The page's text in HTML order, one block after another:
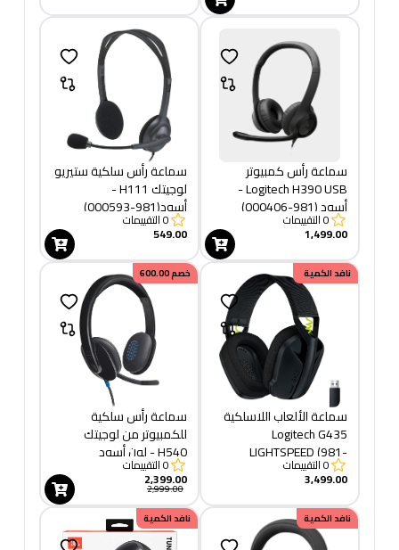
سماعة رأس كمبيوتر
Logitech H390 USB -
أسود (981-000406)
0التقييمات
1,499.00
سماعة رأس سلكية ستيريو
لوجيتك H111 -
أسود(981-000593)
0التقييمات
549.00
خصم500.00
نافد الكمية
سماعة الألعاب اللاسلكية
Logitech G435
LIGHTSPEED (981-
001050)
0التقييمات
3,499.00
خصم600.00
سماعة رأس سلكية
للكمبيوتر من لوجيتك
H540 - لون أسود
0التقييمات
2,399.00
2,999.00
نافد الكمية
نافد الكمية